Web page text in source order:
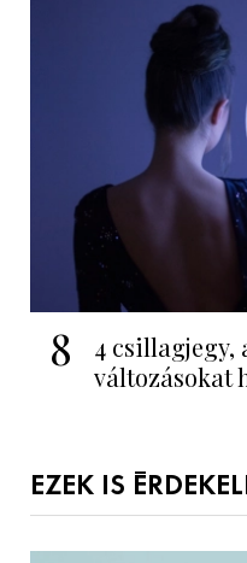
8
4 csillagjegy,
változásokat
EZEK IS